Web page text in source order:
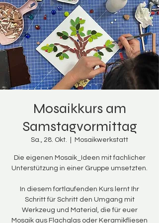
Mosaikkurs am
Samstagvormittag
Sa., 28. Okt. Mosaikwerkstatt
Die eigenen Mosaik_Ideen mit fachlicher
Unterstützung in einer Gruppe umsetzten.
In diesem fortlaufenden Kurs lernt Ihr
Schritt für Schritt den Umgang mit
Werkzeug und Material, die für euer
Mosaik aus Flachglas oder Keramikfliesen